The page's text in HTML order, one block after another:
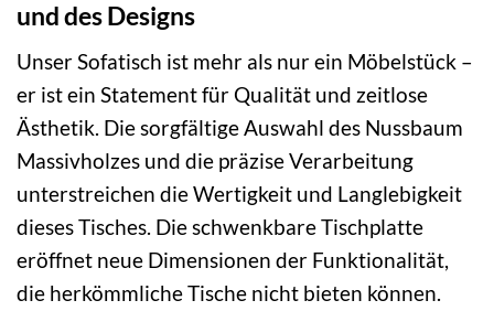
und des Designs
Unser Sofatisch ist mehr als nur ein Möbelstück –
er ist ein Statement für Qualität und zeitlose
Ästhetik. Die sorgfältige Auswahl des Nussbaum
Massivholzes und die präzise Verarbeitung
unterstreichen die Wertigkeit und Langlebigkeit
dieses Tisches. Die schwenkbare Tischplatte
eröffnet neue Dimensionen der Funktionalität,
die herkömmliche Tische nicht bieten können.